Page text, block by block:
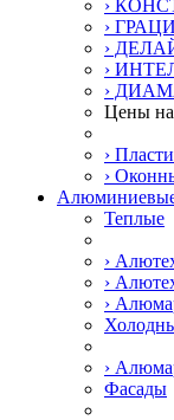
›
›
›
›
›
Цены на
›
›
Теплые
›
›
›
›
Фасады